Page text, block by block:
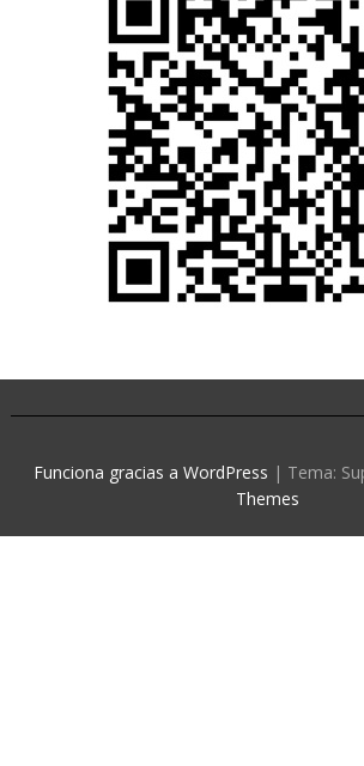
Funciona gracias a WordPress | Tema:
Themes